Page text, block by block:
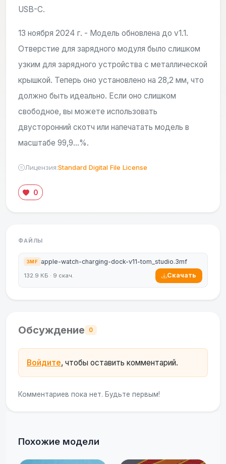
USB-C.
13 ноября 2024 г. - Модель обновлена до v1.1.
Отверстие для зарядного модуля было слишком
узким для зарядного устройства с металлической
крышкой. Теперь оно установлено на 28,2 мм, что
должно быть идеально. Если оно слишком
свободное, вы можете использовать
двусторонний скотч или напечатать модель в
масштабе 99,9…%.
Лицензия:Standard Digital File License
0
ФАЙЛЫ
3MF apple-watch-charging-dock-v11-tom_studio.3mf
132.9 КБ · 9 скач. Скачать
Обсуждение 0
Войдите, чтобы оставить комментарий.
Комментариев пока нет. Будьте первым!
Похожие модели